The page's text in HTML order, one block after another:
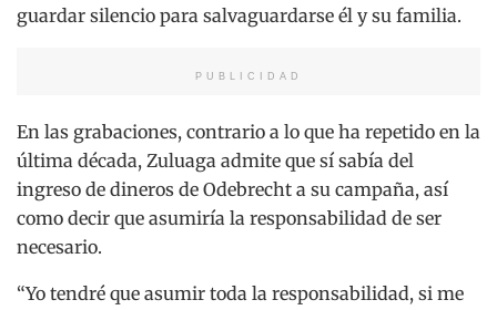
guardar silencio para salvaguardarse él y su familia.
PUBLICIDAD
En las grabaciones, contrario a lo que ha repetido en la
última década, Zuluaga admite que sí sabía del
ingreso de dineros de Odebrecht a su campaña, así
como decir que asumiría la responsabilidad de ser
necesario.
“Yo tendré que asumir toda la responsabilidad, si me